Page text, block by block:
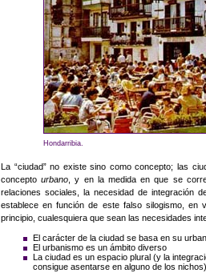
Hondarribia.
La “ciudad” no existe sino como concepto; las
conceptourbano, y en la medida en que se
relaciones sociales, la necesidad de integración
establece en función de este falso silogismo, en
principio, cualesquiera que sean las necesidades
El carácter de la ciudad se basa en su
El urbanismo es un ámbito diverso
La ciudad es un espacio plural (y la
consigue asentarse en alguno de los nichos)